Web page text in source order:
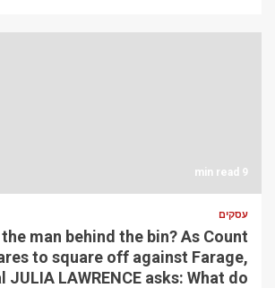
9 min read
עסקים
man behind the bin? As Count
to square off against Farage,
LAWRENCE asks: What do